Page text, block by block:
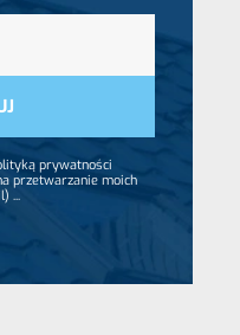
prywatności
przetwarzanie moich
...